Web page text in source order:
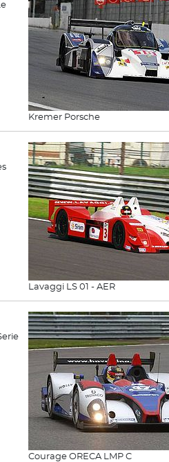
Kremer Porsche
Lavaggi LS 01 - AER
Courage ORECA LMP C